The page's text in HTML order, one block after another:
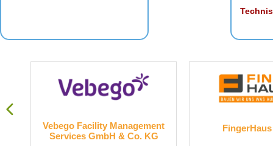
Vebego Facility Management
Services GmbH & Co. KG